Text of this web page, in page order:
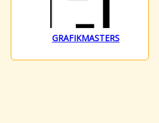
GRAFIKMASTERS